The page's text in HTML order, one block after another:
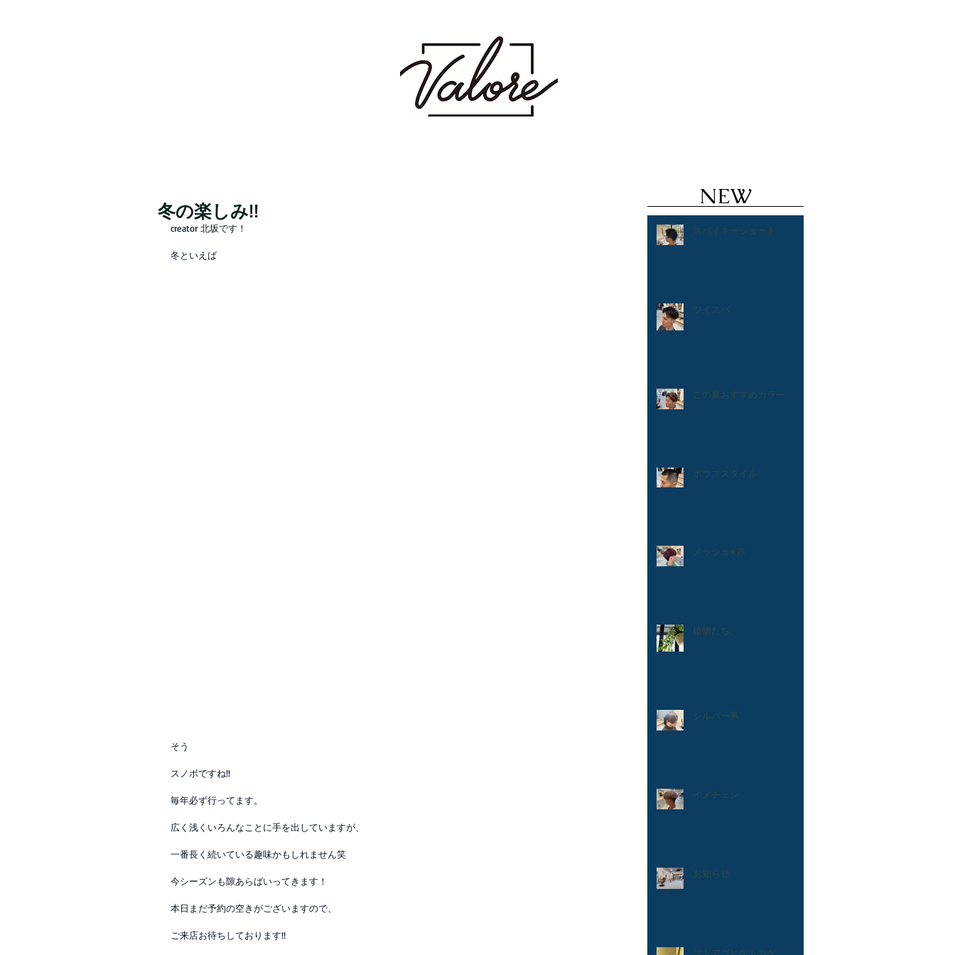
冬の楽しみ!!
creator 北坂です！
冬といえば
そう
スノボですね!!
毎年必ず行ってます。
広く浅くいろんなことに手を出していますが、
一番長く続いている趣味かもしれません笑
今シーズンも隙あらばいってきます！
本日まだ予約の空きがございますので、
ご来店お待ちしております!!
NEW
スパイキーショート
ツイスパ
この夏おすすめカラー
ボウズスタイル
メッシュ×赤
植物たち、
シルバー系
イメチェン
お知らせ